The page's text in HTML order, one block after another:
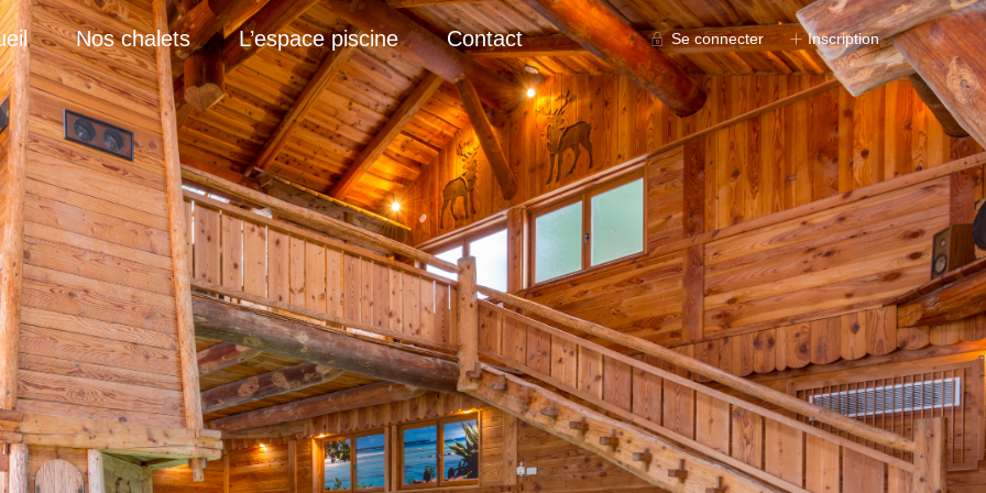
Se connecter Inscription
Nos chalets L’espace piscine Contact